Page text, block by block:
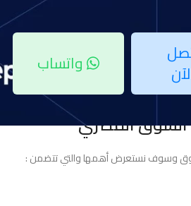
واتساب
السوق المصري
وسوف نستعرض أهمها والتي تتضمن :